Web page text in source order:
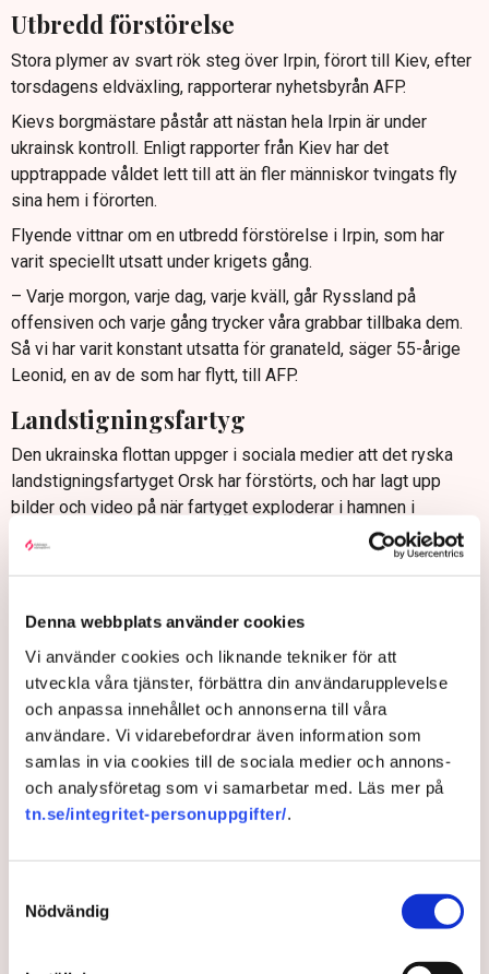
Denna webbplats använder cookies
Vi använder cookies och liknande tekniker för att
utveckla våra tjänster, förbättra din användarupplevelse
och anpassa innehållet och annonserna till våra
användare. Vi vidarebefordrar även information som
samlas in via cookies till de sociala medier och annons-
och analysföretag som vi samarbetar med. Läs mer på
tn.se/integritet-personuppgifter/.
Nödvändig
Utbredd förstörelse
Stora plymer av svart rök steg över Irpin, förort till Kiev, efter
torsdagens eldväxling, rapporterar nyhetsbyrån AFP.
Kievs borgmästare påstår att nästan hela Irpin är under
ukrainsk kontroll. Enligt rapporter från Kiev har det
upptrappade våldet lett till att än fler människor tvingats fly
sina hem i förorten.
Flyende vittnar om en utbredd förstörelse i Irpin, som har
varit speciellt utsatt under krigets gång.
– Varje morgon, varje dag, varje kväll, går Ryssland på
offensiven och varje gång trycker våra grabbar tillbaka dem.
Så vi har varit konstant utsatta för granateld, säger 55-årige
Leonid, en av de som har flytt, till AFP.
Landstigningsfartyg
Den ukrainska flottan uppger i sociala medier att det ryska
landstigningsfartyget Orsk har förstörts, och har lagt upp
bilder och video på när fartyget exploderar i hamnen i
landstigningsplats. Ryska styrkor uppges ha avancerat i
området men Cherson, med 200 000 invånare, är den enda
staden i området som kontrolleras helt av
invasionsstyrkorna. I närheten ligger bland annat Melitopol
och Mariupol.
Från ryskt håll uppges ryska styrkor ha tagit strategiskt
viktiga Izyjum, sydöst om storstaden Charkiv, rapporterar AP.
Izyjum ligger längs en väg som kan koppla ihop ryska styrkor
Torsdagen den 24 mars markerar en månad sedan Rysslands